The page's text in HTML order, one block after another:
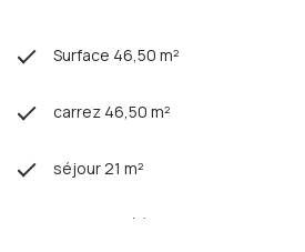
Surface 46,50 m²
carrez 46,50 m²
séjour 21 m²
1 chambre(s)